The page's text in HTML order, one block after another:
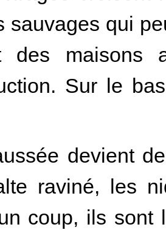
sauvages qui
des maisons
Sur le
devient
raviné, les
coup, ils